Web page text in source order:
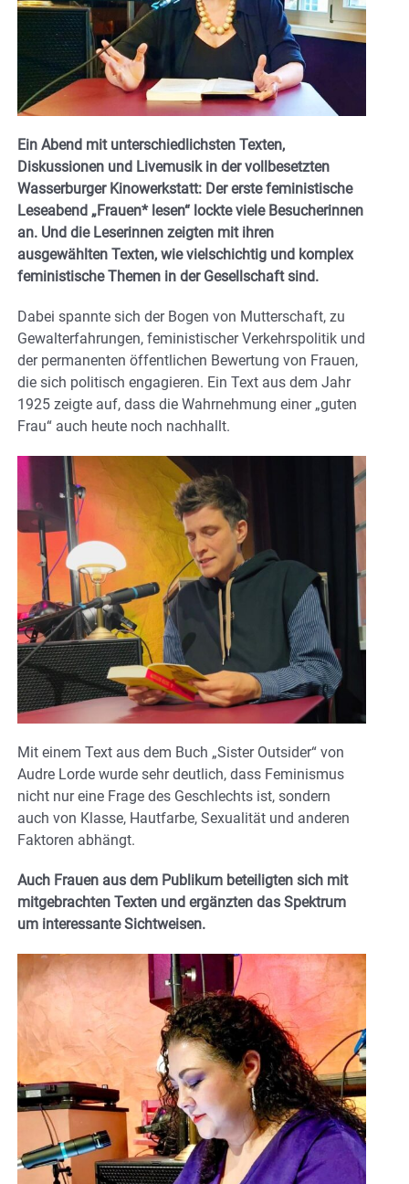
Ein Abend mit unterschiedlichsten Texten,
Diskussionen und Livemusik in der vollbesetzten
Wasserburger Kinowerkstatt: Der erste feministische
Leseabend „Frauen* lesen“ lockte viele Besucherinnen
an. Und die Leserinnen zeigten mit ihren
ausgewählten Texten, wie vielschichtig und komplex
feministische Themen in der Gesellschaft sind.
Dabei spannte sich der Bogen von Mutterschaft, zu
Gewalterfahrungen, feministischer Verkehrspolitik und
der permanenten öffentlichen Bewertung von Frauen,
die sich politisch engagieren. Ein Text aus dem Jahr
1925 zeigte auf, dass die Wahrnehmung einer „guten
Frau“ auch heute noch nachhallt.
Mit einem Text aus dem Buch „Sister Outsider“ von
Audre Lorde wurde sehr deutlich, dass Feminismus
nicht nur eine Frage des Geschlechts ist, sondern
auch von Klasse, Hautfarbe, Sexualität und anderen
Faktoren abhängt.
Auch Frauen aus dem Publikum beteiligten sich mit
mitgebrachten Texten und ergänzten das Spektrum
um interessante Sichtweisen.